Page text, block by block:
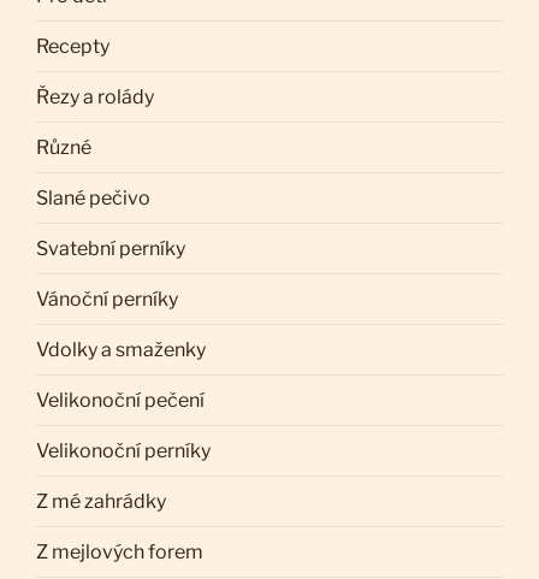
Recepty
Řezy a rolády
Různé
Slané pečivo
Svatební perníky
Vánoční perníky
Vdolky a smaženky
Velikonoční pečení
Velikonoční perníky
Z mé zahrádky
Z mejlových forem